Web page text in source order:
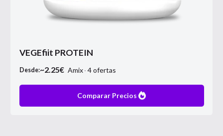
VEGEfiit PROTEIN
Desde:~2.25€ Amix 4 ofertas
Comparar Precios